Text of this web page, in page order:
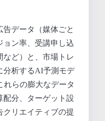
告データ（媒体ごと
ョン率、受講申し込
ど）と、市場トレ
分析するAI予測モデ
れらの膨大なデータ
配分、ターゲット設
クリエイティブの提